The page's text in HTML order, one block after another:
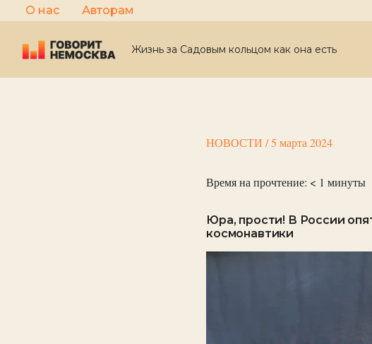
Перейти
к
содержимому
О нас Авторам
Жизнь за Садовым кольцом как она есть
НОВОСТИ /5 марта 2024
Время на прочтение: < 1 минуты
Юра, прости! В России
космонавтики